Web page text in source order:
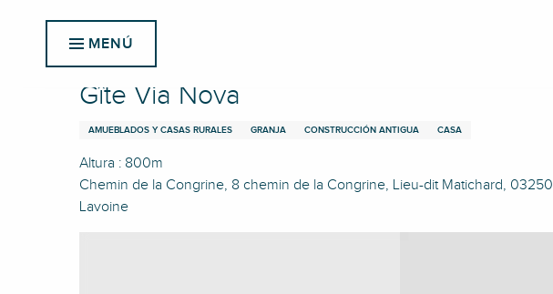
MENÚ
Inicio Gîte Via Nova
Gîte Via Nova
AMUEBLADOS Y CASAS RURALES GRANJA CONSTRUCCIÓN ANTIGUA CASA
Altura : 800m
Chemin de la Congrine, 8 chemin de la Congrine, Lieu-dit Matichard, 03250
Lavoine